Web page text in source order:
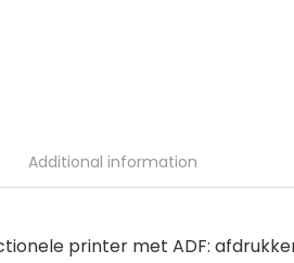
Additional information
printer met ADF: